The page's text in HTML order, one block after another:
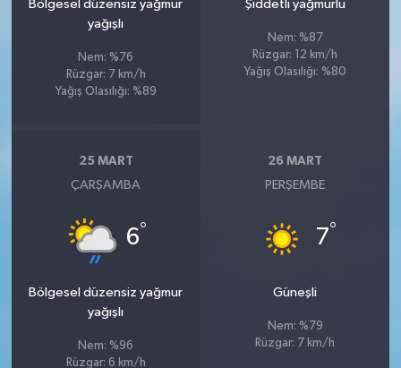
Bölgesel düzensiz yağmur
yağışlı
Nem: %76
Rüzgar: 7 km/h
Yağış Olasılığı: %89
Şiddetli yağmurlu
Nem: %87
Rüzgar: 12 km/h
Yağış Olasılığı: %80
25 MART
ÇARŞAMBA
6°
Bölgesel düzensiz yağmur
yağışlı
Nem: %96
Rüzgar: 6 km/h
26 MART
PERŞEMBE
7°
Güneşli
Nem: %79
Rüzgar: 7 km/h